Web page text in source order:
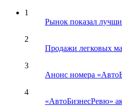
1
Рынок показал
2
Продажи легковых
3
Анонс номера
4
«АвтоБизнесРевю»